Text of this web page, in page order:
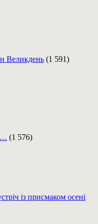
Великдень (1 591)
(1 576)
із присмаком осені